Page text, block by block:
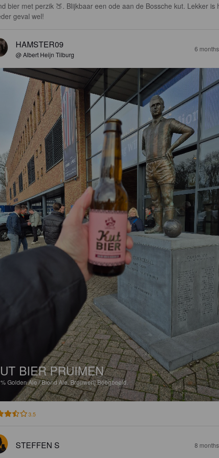
bier met perzik 🍑. Blijkbaar een ode aan de Bossche kut. Lekker is
geval wel!
HAMSTER09
@ Albert Heijn Tilburg
6
BIER PRUIMEN
Golden Ale / Blond Ale.Brouwerij Boegbeeld.
3.5
STEFFEN S 8